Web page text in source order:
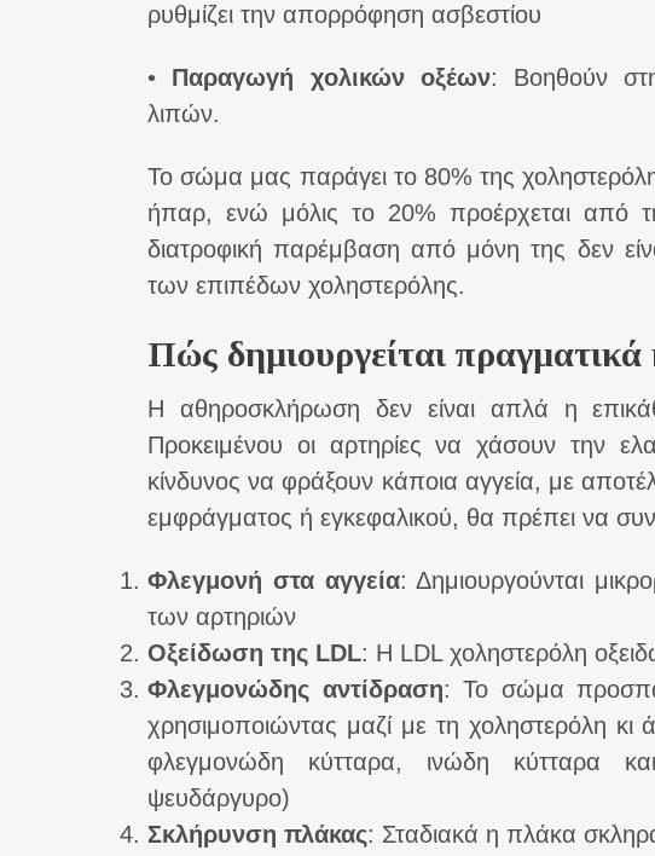
ρυθμίζει την απορρόφηση ασβεστίου
• Παραγωγή χολικών οξέων: Βοηθούν
λιπών.
Το σώμα μας παράγει το 80% της
ήπαρ, ενώ μόλις το 20% προέρχεται από
διατροφική παρέμβαση από μόνη της δεν
των επιπέδων χοληστερόλης.
Πώς δημιουργείται
Η αθηροσκλήρωση δεν είναι απλά η
Προκειμένου οι αρτηρίες να χάσουν την
κίνδυνος να φράξουν κάποια αγγεία, με
εμφράγματος ή εγκεφαλικού, θα πρέπει να
Φλεγμονή στα αγγεία: Δημιουργούνται
των αρτηριών
Οξείδωση της LDL: Η LDL χοληστερόλη
Φλεγμονώδης αντίδραση: Το σώμα
χρησιμοποιώντας μαζί με τη χοληστερόλη κι
φλεγμονώδη κύτταρα, ινώδη κύτταρα
ψευδάργυρο)
Σκλήρυνση πλάκας: Σταδιακά η πλάκα